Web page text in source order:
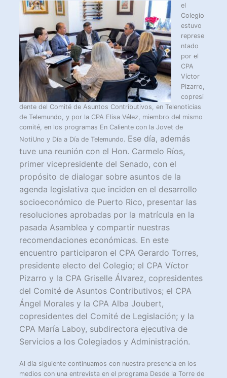
el
Colegio
estuvo
represe
ntado
por el
CPA
Víctor
Pizarro,
copresi
dente del Comité de Asuntos Contributivos, en Telenoticias
de Telemundo, y por la CPA Elisa Vélez, miembro del mismo
comité, en los programas En Caliente con la Jovet de
NotiUno y Día a Día de Telemundo. Ese día, además
tuve una reunión con el Hon. Carmelo Ríos,
primer vicepresidente del Senado, con el
propósito de dialogar sobre asuntos de la
agenda legislativa que inciden en el desarrollo
socioeconómico de Puerto Rico, presentar las
resoluciones aprobadas por la matrícula en la
pasada Asamblea y compartir nuestras
recomendaciones económicas. En este
encuentro participaron el CPA Gerardo Torres,
presidente electo del Colegio; el CPA Víctor
Pizarro y la CPA Griselle Álvarez, copresidentes
del Comité de Asuntos Contributivos; el CPA
Ángel Morales y la CPA Alba Joubert,
copresidentes del Comité de Legislación; y la
CPA María Laboy, subdirectora ejecutiva de
Servicios a los Colegiados y Administración.
Al día siguiente continuamos con nuestra presencia en los
medios con una entrevista en el programa Desde la Torre de